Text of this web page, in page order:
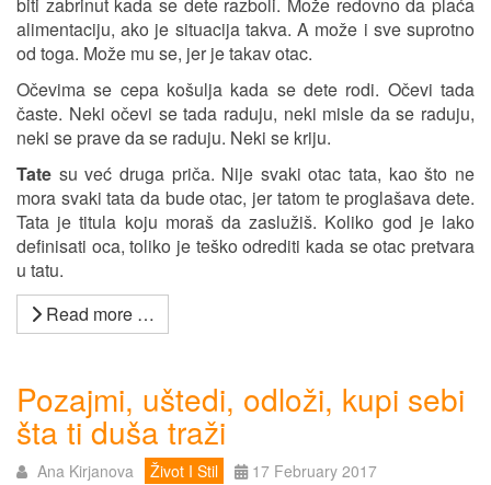
alimentaciju, ako je situacija takva. A može i sve suprotno
od toga. Može mu se, jer je takav otac.
Očevima se cepa košulja kada se dete rodi. Očevi tada
časte. Neki očevi se tada raduju, neki misle da se raduju,
neki se prave da se raduju. Neki se kriju.
Tate su već druga priča. Nije svaki otac tata, kao što ne
mora svaki tata da bude otac, jer tatom te proglašava dete.
Tata je titula koju moraš da zaslužiš. Koliko god je lako
definisati oca, toliko je teško odrediti kada se otac pretvara
u tatu.
Read more …
Pozajmi, uštedi, odloži, kupi sebi
šta ti duša traži
Ana Kirjanova Život I Stil
17 February 2017